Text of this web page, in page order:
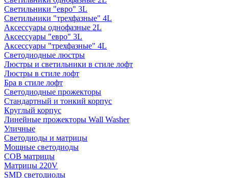
Светильники "евро" 3L
Светильники "трехфазные" 4L
Аксессуары однофазные 2L
Аксессуары "евро" 3L
Аксессуары "трехфазные" 4L
Светодиодные люстры
Люстры и светильники в стиле лофт
Люстры в стиле лофт
Бра в стиле лофт
Светодиодные прожекторы
Стандартный и тонкий корпус
Круглый корпус
Линейные прожекторы Wall Washer
Уличные
Светодиоды и матрицы
Мощные светодиоды
COB матрицы
Матрицы 220V
SMD светодиоды